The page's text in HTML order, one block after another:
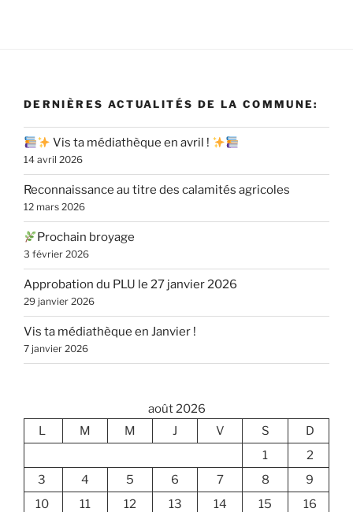
DERNIÈRES ACTUALITÉS DE LA COMMUNE:
Vis ta médiathèque en avril !
14 avril 2026
Reconnaissance au titre des calamités agricoles
12 mars 2026
Prochain broyage
3 février 2026
Approbation du PLU le 27 janvier 2026
29 janvier 2026
Vis ta médiathèque en Janvier !
7 janvier 2026
août 2026
L
M M J V S
D
1
2
3
4 5 6 7 8
9
10
11 12 13 14 15
16